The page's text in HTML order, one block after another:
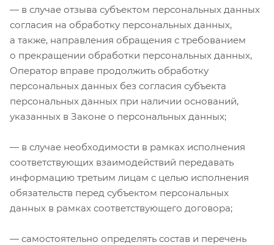
— в случае отзыва субъектом персональных данных
согласия на обработку персональных данных,
а также, направления обращения с требованием
о прекращении обработки персональных данных,
Оператор вправе продолжить обработку
персональных данных без согласия субъекта
персональных данных при наличии оснований,
указанных в Законе о персональных данных;
— в случае необходимости в рамках исполнения
соответствующих взаимодействий передавать
информацию третьим лицам с целью исполнения
обязательств перед субъектом персональных
данных в рамках соответствующего договора;
— самостоятельно определять состав и перечень